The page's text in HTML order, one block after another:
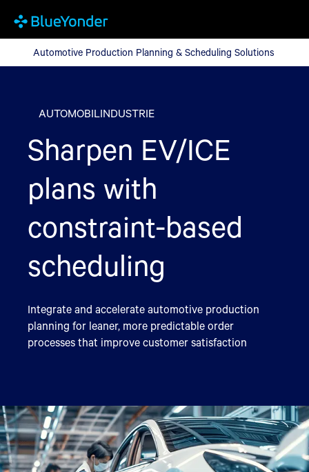
Automotive Production Planning & Scheduling Solutions
Automotive Production Planning & Scheduling Solutions
AUTOMOBILINDUSTRIE
Sharpen EV/ICE
plans with
constraint-based
scheduling
Integrate and accelerate automotive production
planning for leaner, more predictable order
processes that improve customer satisfaction